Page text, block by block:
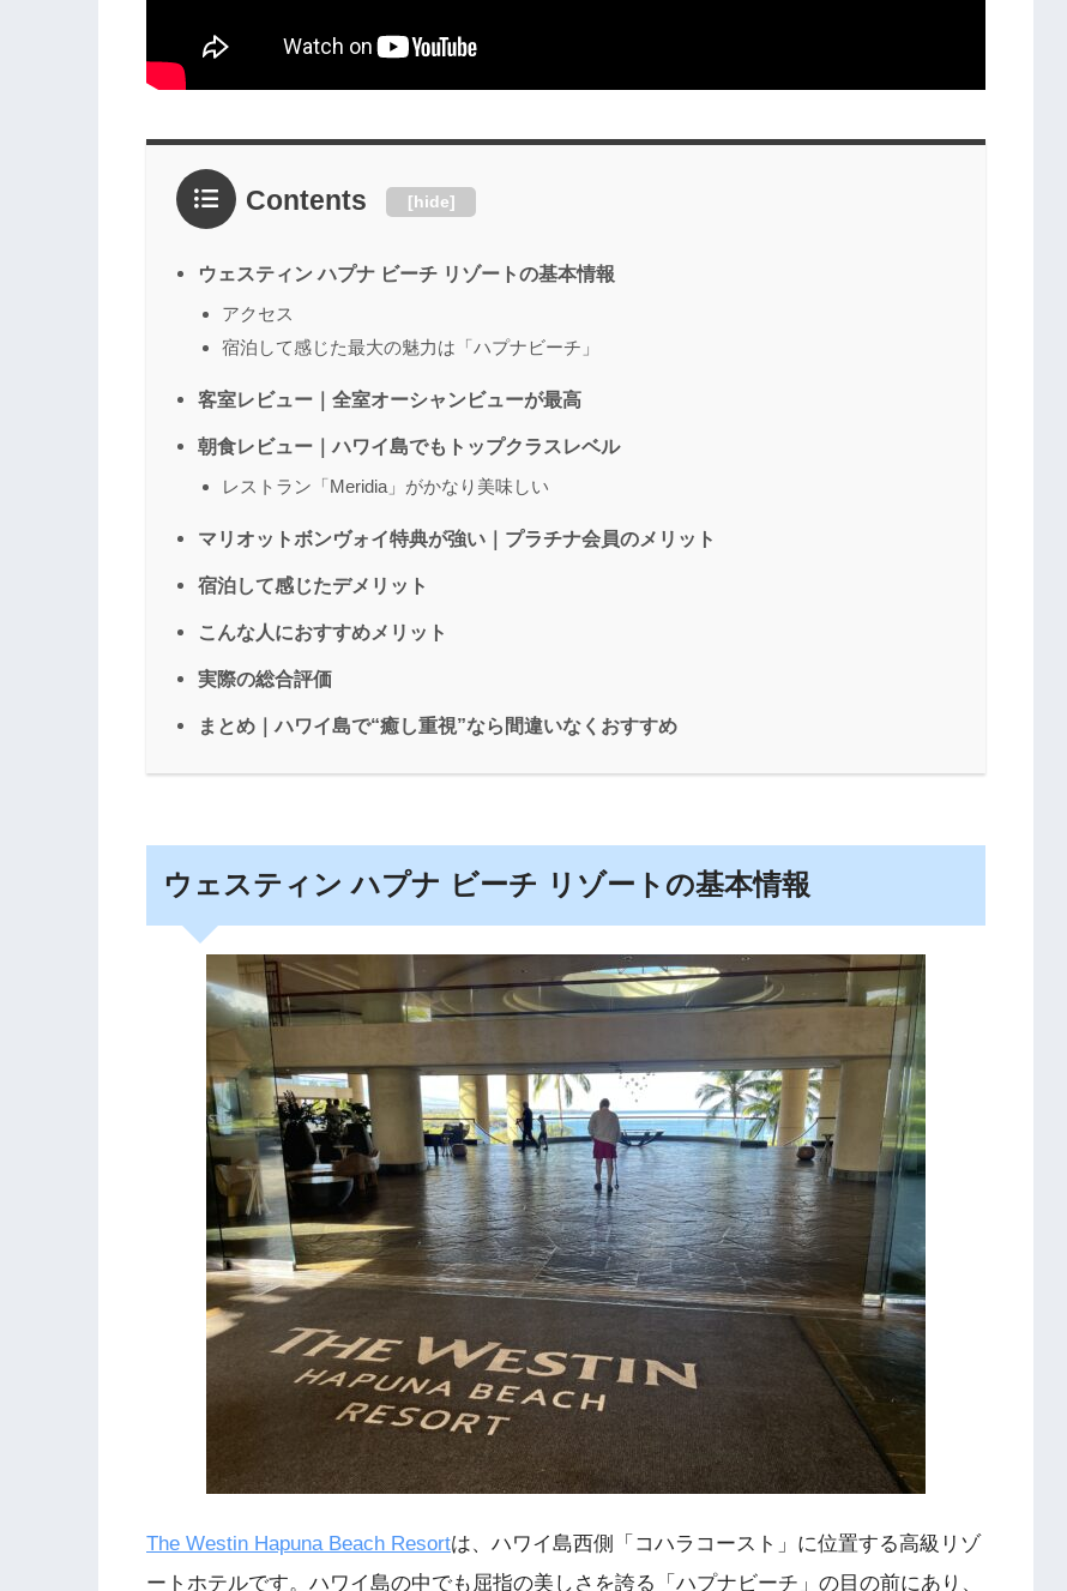
Contents [hide]
ウェスティン ハプナ ビーチ リゾートの基本情報
アクセス
宿泊して感じた最大の魅力は「ハプナビーチ」
客室レビュー｜全室オーシャンビューが最高
朝食レビュー｜ハワイ島でもトップクラスレベル
レストラン「Meridia」がかなり美味しい
マリオットボンヴォイ特典が強い｜プラチナ会員のメリット
宿泊して感じたデメリット
こんな人におすすめメリット
実際の総合評価
まとめ｜ハワイ島で“癒し重視”なら間違いなくおすすめ
ウェスティン ハプナ ビーチ リゾートの基本情報
The Westin Hapuna Beach Resortは、ハワイ島西側「コハラコースト」に位置する高級リゾ
ートホテルです。ハワイ島の中でも屈指の美しさを誇る「ハプナビーチ」の目の前にあり、